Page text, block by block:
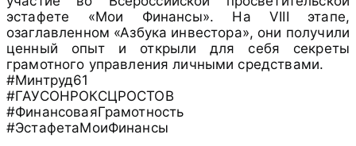
эстафете «Мои Финансы». На VIII этапе,
озаглавленном «Азбука инвестора», они получили
ценный опыт и открыли для себя секреты
грамотного управления личными средствами.
#Минтруд61
#ГАУСОНРОКСЦРОСТОВ
#ФинансоваяГрамотность
#ЭстафетаМоиФинансы